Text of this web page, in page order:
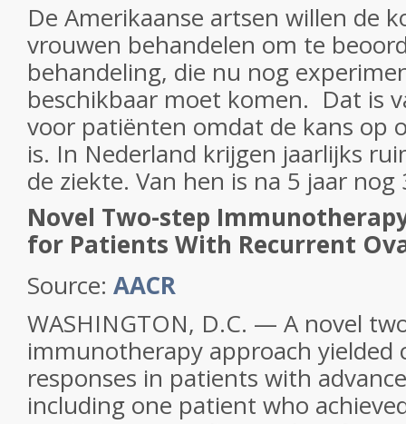
De Amerikaanse artsen willen de
vrouwen behandelen om te
behandeling, die nu nog
beschikbaar moet komen. Dat is
voor patiënten omdat de kans op
is. In Nederland krijgen jaarlijks
de ziekte. Van hen is na 5 jaar
Novel Two-step
for Patients With Recurrent
Source: AACR
WASHINGTON, D.C. — A novel
immunotherapy approach yielded
responses in patients with
including one patient who